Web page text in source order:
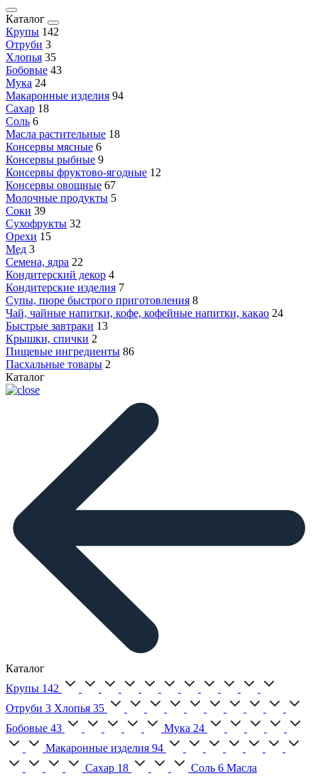
Каталог
Крупы 142
Отруби 3
Хлопья 35
Бобовые 43
Мука 24
Макаронные изделия 94
Сахар 18
Соль 6
Масла растительные 18
Консервы мясные 6
Консервы рыбные 9
Консервы фруктово-ягодные 12
Консервы овощные 67
Молочные продукты 5
Соки 39
Сухофрукты 32
Орехи 15
Мед 3
Семена, ядра 22
Кондитерский декор 4
Кондитерские изделия 7
Супы, пюре быстрого приготовления 8
Чай, чайные напитки, кофе, кофейные напитки, какао 24
Быстрые завтраки 13
Крышки, спички 2
Пищевые ингредиенты 86
Пасхальные товары 2
Каталог
Каталог
Крупы 142
Отруби 3 Хлопья 35
Бобовые 43 Мука 24
Макаронные изделия 94
Сахар 18 Соль 6 Масла